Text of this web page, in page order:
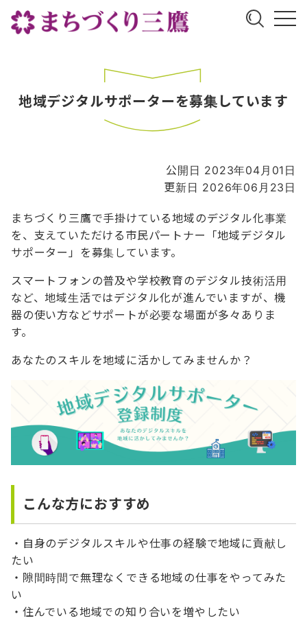
地域デジタルサポーターを募集しています
公開日 2023年04月01日
更新日 2026年06月23日
まちづくり三鷹で手掛けている地域のデジタル化事業
を、支えていただける市民パートナー「地域デジタル
サポーター」を募集しています。
スマートフォンの普及や学校教育のデジタル技術活用
など、地域生活ではデジタル化が進んでいますが、機
器の使い方などサポートが必要な場面が多々ありま
す。
あなたのスキルを地域に活かしてみませんか？
こんな方におすすめ
・自身のデジタルスキルや仕事の経験で地域に貢献し
たい
・隙間時間で無理なくできる地域の仕事をやってみた
い
・住んでいる地域での知り合いを増やしたい